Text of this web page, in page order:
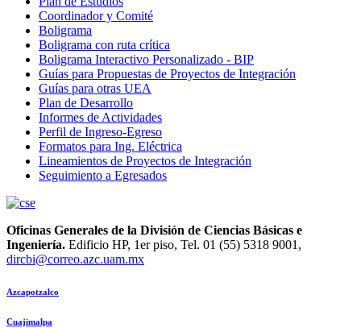
Coordinador y Comité
Boligrama
Boligrama con ruta crítica
Boligrama Interactivo Personalizado - BIP
Guías para Propuestas de Proyectos de Integración
Guías para otras UEA
Plan de Desarrollo
Informes de Actividades
Perfil de Ingreso-Egreso
Formatos para Ing. Eléctrica
Lineamientos de Proyectos de Integración
Seguimiento a Egresados
Oficinas Generales de la División de Ciencias Básicas e
Ingeniería. Edificio HP, 1er piso, Tel. 01 (55) 5318 9001,
dircbi@correo.azc.uam.mx
Azcapotzalco
Cuajimalpa